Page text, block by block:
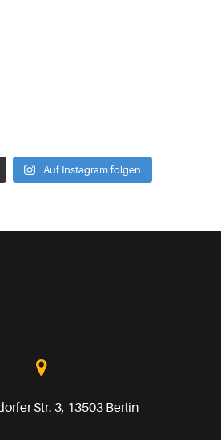
Auf Instagram folgen
Str. 3, 13503 Berlin